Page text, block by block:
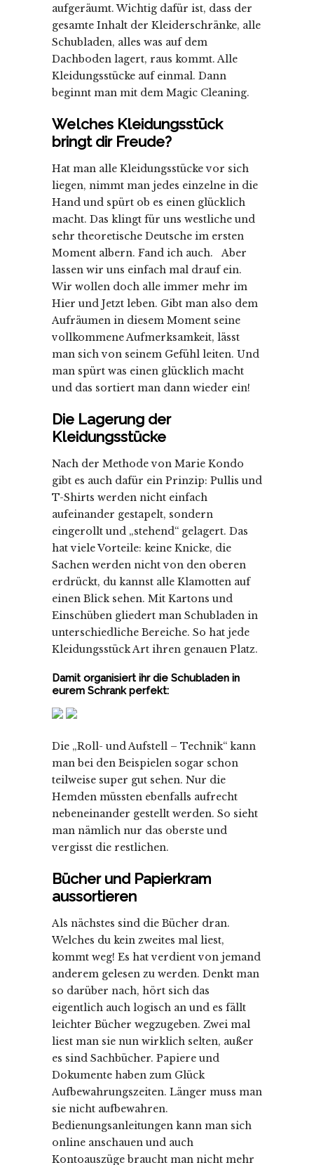
aufgeräumt. Wichtig dafür ist, dass der
gesamte Inhalt der Kleiderschränke, alle
Schubladen, alles was auf dem
Dachboden lagert, raus kommt. Alle
Kleidungsstücke auf einmal. Dann
beginnt man mit dem Magic Cleaning.
Welches Kleidungsstück
bringt dir Freude?
Hat man alle Kleidungsstücke vor sich
liegen, nimmt man jedes einzelne in die
Hand und spürt ob es einen glücklich
macht. Das klingt für uns westliche und
sehr theoretische Deutsche im ersten
Moment albern. Fand ich auch. Aber
lassen wir uns einfach mal drauf ein.
Wir wollen doch alle immer mehr im
Hier und Jetzt leben. Gibt man also dem
Aufräumen in diesem Moment seine
vollkommene Aufmerksamkeit, lässt
man sich von seinem Gefühl leiten. Und
man spürt was einen glücklich macht
und das sortiert man dann wieder ein!
Die Lagerung der
Kleidungsstücke
Nach der Methode von Marie Kondo
gibt es auch dafür ein Prinzip: Pullis und
T-Shirts werden nicht einfach
aufeinander gestapelt, sondern
eingerollt und „stehend“ gelagert. Das
hat viele Vorteile: keine Knicke, die
Sachen werden nicht von den oberen
erdrückt, du kannst alle Klamotten auf
einen Blick sehen. Mit Kartons und
Einschüben gliedert man Schubladen in
unterschiedliche Bereiche. So hat jede
Kleidungsstück Art ihren genauen Platz.
Damit organisiert ihr die Schubladen in
eurem Schrank perfekt:
Die „Roll- und Aufstell – Technik“ kann
man bei den Beispielen sogar schon
teilweise super gut sehen. Nur die
Hemden müssten ebenfalls aufrecht
nebeneinander gestellt werden. So sieht
man nämlich nur das oberste und
vergisst die restlichen.
Bücher und Papierkram
aussortieren
Als nächstes sind die Bücher dran.
Welches du kein zweites mal liest,
kommt weg! Es hat verdient von jemand
anderem gelesen zu werden. Denkt man
so darüber nach, hört sich das
eigentlich auch logisch an und es fällt
leichter Bücher wegzugeben. Zwei mal
liest man sie nun wirklich selten, außer
es sind Sachbücher. Papiere und
Dokumente haben zum Glück
Aufbewahrungszeiten. Länger muss man
sie nicht aufbewahren.
Bedienungsanleitungen kann man sich
online anschauen und auch
Kontoauszüge braucht man nicht mehr